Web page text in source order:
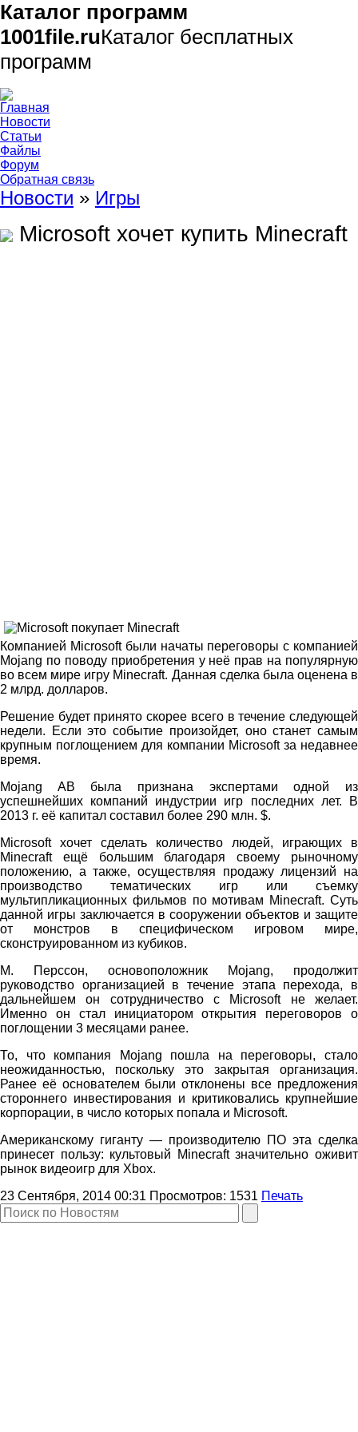
Каталог программ
1001file.ruКаталог бесплатных
программ
Главная
Новости
Статьи
Файлы
Форум
Обратная связь
Новости » Игры
Microsoft хочет купить Minecraft
Компанией Microsoft были начаты переговоры с компанией
Mojang по поводу приобретения у неё прав на популярную
во всем мире игру Minecraft. Данная сделка была оценена в
2 млрд. долларов.
Решение будет принято скорее всего в течение следующей
недели. Если это событие произойдет, оно станет самым
крупным поглощением для компании Microsoft за недавнее
время.
Mojang AB была признана экспертами одной из
успешнейших компаний индустрии игр последних лет. В
2013 г. её капитал составил более 290 млн. $.
Microsoft хочет сделать количество людей, играющих в
Minecraft ещё большим благодаря своему рыночному
положению, а также, осуществляя продажу лицензий на
производство тематических игр или съемку
мультипликационных фильмов по мотивам Minecraft. Суть
данной игры заключается в сооружении объектов и защите
от монстров в специфическом игровом мире,
сконструированном из кубиков.
М. Перссон, основоположник Mojang, продолжит
руководство организацией в течение этапа перехода, в
дальнейшем он сотрудничество с Microsoft не желает.
Именно он стал инициатором открытия переговоров о
поглощении 3 месяцами ранее.
То, что компания Mojang пошла на переговоры, стало
неожиданностью, поскольку это закрытая организация.
Ранее её основателем были отклонены все предложения
стороннего инвестирования и критиковались крупнейшие
корпорации, в число которых попала и Microsoft.
Американскому гиганту — производителю ПО эта сделка
принесет пользу: культовый Minecraft значительно оживит
рынок видеоигр для Xbox.
23 Сентября, 2014 00:31 Просмотров: 1531 Печать